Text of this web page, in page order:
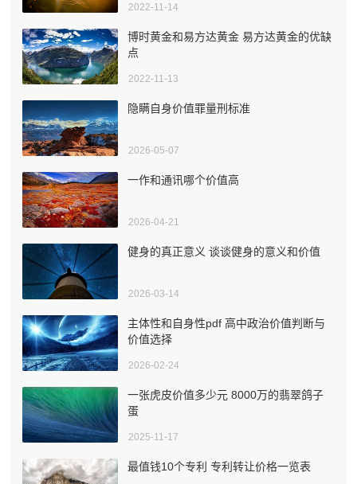
2022-11-14
博时黄金和易方达黄金 易方达黄金的优缺
点
2022-11-13
隐瞒自身价值罪量刑标准
2026-05-07
一作和通讯哪个价值高
2026-04-21
健身的真正意义 谈谈健身的意义和价值
2026-03-14
主体性和自身性pdf 高中政治价值判断与
价值选择
2026-02-24
一张虎皮价值多少元 8000万的翡翠鸽子
蛋
2025-11-17
最值钱10个专利 专利转让价格一览表